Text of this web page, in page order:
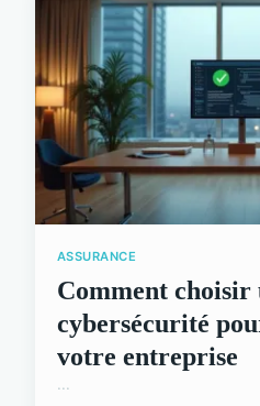
ASSURANCE
Comment choisir
cybersécurité
votre entreprise
...